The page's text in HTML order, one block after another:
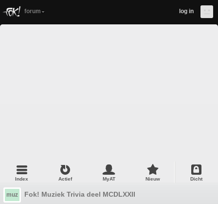
forum log in
Index Actief MyAT Nieuw Dicht
muz Fok! Muziek Trivia deel MCDLXXII